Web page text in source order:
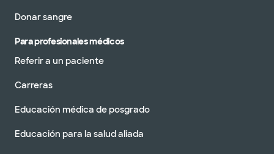
Donar sangre
Para profesionales médicos
Referir a un paciente
Carreras
Educación médica de posgrado
Educación para la salud aliada